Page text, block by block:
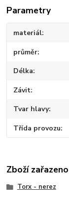
Parametry
materiál
průměr
Délka
Závit
Tvar hlavy
Třída provozu
Zboží
Torx - nerez